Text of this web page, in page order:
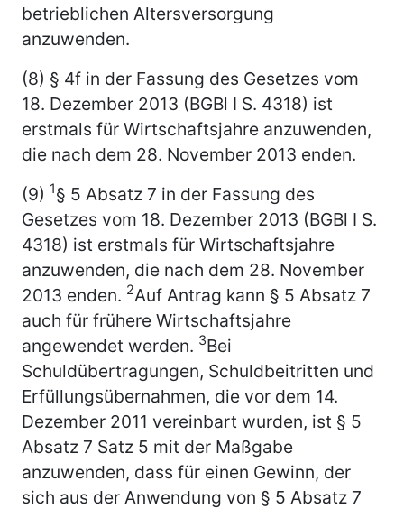
betrieblichen Altersversorgung
anzuwenden.
(8) § 4f in der Fassung des Gesetzes vom
18. Dezember 2013 (BGBl I S. 4318) ist
erstmals für Wirtschaftsjahre anzuwenden,
die nach dem 28. November 2013 enden.
(9) 1§ 5 Absatz 7 in der Fassung des
Gesetzes vom 18. Dezember 2013 (BGBl I S.
4318) ist erstmals für Wirtschaftsjahre
anzuwenden, die nach dem 28. November
2013 enden. 2Auf Antrag kann § 5 Absatz 7
auch für frühere Wirtschaftsjahre
angewendet werden. 3Bei
Schuldübertragungen, Schuldbeitritten und
Erfüllungsübernahmen, die vor dem 14.
Dezember 2011 vereinbart wurden, ist § 5
Absatz 7 Satz 5 mit der Maßgabe
anzuwenden, dass für einen Gewinn, der
sich aus der Anwendung von § 5 Absatz 7